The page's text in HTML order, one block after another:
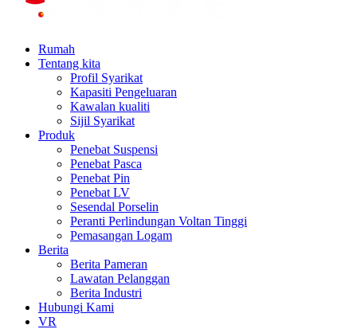
Rumah
Tentang kita
Profil Syarikat
Kapasiti Pengeluaran
Kawalan kualiti
Sijil Syarikat
Produk
Penebat Suspensi
Penebat Pasca
Penebat Pin
Penebat LV
Sesendal Porselin
Peranti Perlindungan Voltan Tinggi
Pemasangan Logam
Berita
Berita Pameran
Lawatan Pelanggan
Berita Industri
Hubungi Kami
VR